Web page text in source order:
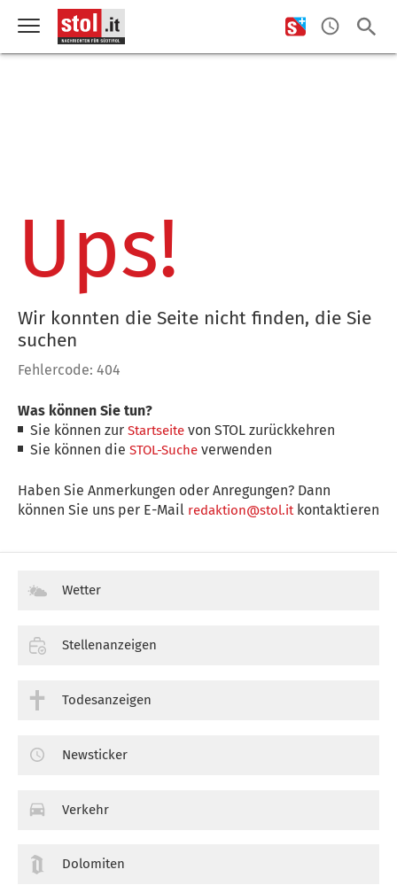
Ups!
Wir konnten die Seite nicht finden, die Sie
suchen
Fehlercode: 404
Was können Sie tun?
Sie können zurStartseite von STOL zurückkehren
Sie können dieSTOL-Suche verwenden
Haben Sie Anmerkungen oder Anregungen? Dann
können Sie uns per E-Mail redaktion@stol.itkontaktieren
Wetter
Stellenanzeigen
Todesanzeigen
Newsticker
Verkehr
Dolomiten